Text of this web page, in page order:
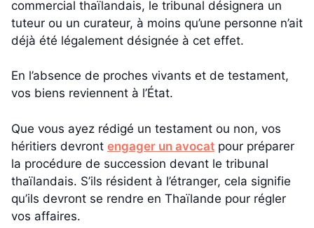
commercial thaïlandais, le tribunal désignera un
tuteur ou un curateur, à moins qu’une personne n’ait
déjà été légalement désignée à cet effet.
En l’absence de proches vivants et de testament,
vos biens reviennent à l’État.
Que vous ayez rédigé un testament ou non, vos
héritiers devront engager un avocat pour préparer
la procédure de succession devant le tribunal
thaïlandais. S’ils résident à l’étranger, cela signifie
qu’ils devront se rendre en Thaïlande pour régler
vos affaires.